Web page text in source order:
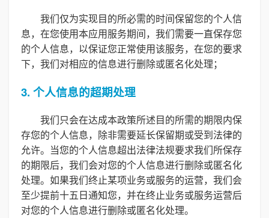
我们仅为实现目的所必需的时间保留您的个人信
息，在您使用本应用服务期间，我们需要一直保存您
的个人信息，以保证您正常使用该服务，在您的要求
下，我们对相应的信息进行删除或匿名化处理；
3. 个人信息的超期处理
我们只会在达成本政策所述目的所需的期限内保
存您的个人信息，除非需要延长保留期或受到法律的
允许。当您的个人信息超出法律法规要求我们所保存
的期限后，我们会对您的个人信息进行删除或匿名化
处理。如果我们终止某项业务或服务的运营，我们会
至少提前十五日通知您，并在终止业务或服务运营后
对您的个人信息进行删除或匿名化处理。